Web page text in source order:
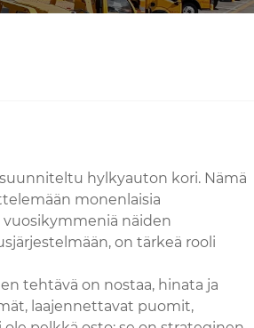
hylkyauton kori. Nämä
monenlaisia
näiden
on tärkeä rooli
tehtävä on nostaa, hinata ja
laajennettavat puomit,